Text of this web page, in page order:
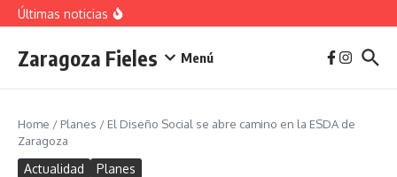
Saltar al contenido
Últimas noticias
Descubre el Parque del Agua Luis Buñuel: tu oasis
Plan de Acción del Ruido de Zaragoza 2025-
2029: Implicaciones y Objetivos
Zaragoza Fieles Menú
Home / Planes / El Diseño Social se abre camino en la ESDA de
Zaragoza
Actualidad Planes